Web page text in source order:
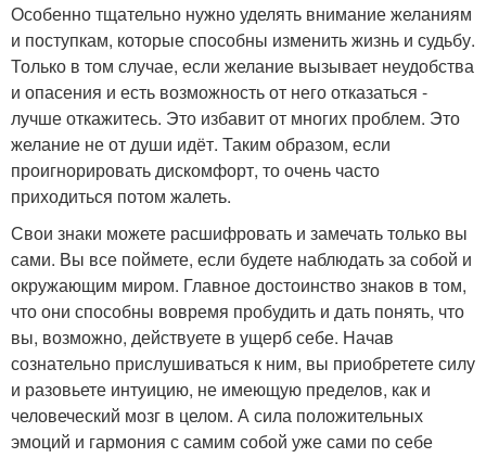
Особенно тщательно нужно уделять внимание желаниям
и поступкам, которые способны изменить жизнь и судьбу.
Только в том случае, если желание вызывает неудобства
и опасения и есть возможность от него отказаться -
лучше откажитесь. Это избавит от многих проблем. Это
желание не от души идёт. Таким образом, если
проигнорировать дискомфорт, то очень часто
приходиться потом жалеть.
Свои знаки можете расшифровать и замечать только вы
сами. Вы все поймете, если будете наблюдать за собой и
окружающим миром. Главное достоинство знаков в том,
что они способны вовремя пробудить и дать понять, что
вы, возможно, действуете в ущерб себе. Начав
сознательно прислушиваться к ним, вы приобретете силу
и разовьете интуицию, не имеющую пределов, как и
человеческий мозг в целом. А сила положительных
эмоций и гармония с самим собой уже сами по себе